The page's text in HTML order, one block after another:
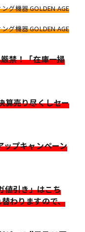
グ機器 GOLDEN AGE
グ機器 GOLDEN AGE
禁！「在庫一掃
算売り尽くしセー
プキャンペーン
値引き」はこち
わりますので、